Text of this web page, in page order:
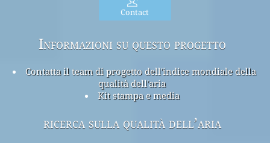
Contact
Informazioni su questo progetto
Contatta il team di progetto dell'indice mondiale della
qualità dell'aria
Kit stampa e media
ricerca sulla qualità dell’aria